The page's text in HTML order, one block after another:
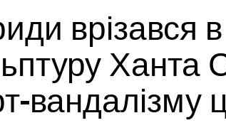
врізався в
Ханта
вандалізму